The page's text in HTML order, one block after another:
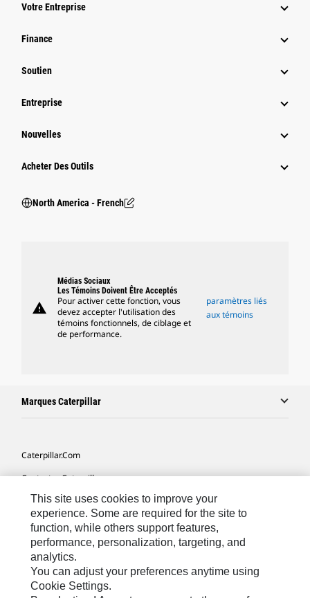
Votre Entreprise
Finance
Soutien
Entreprise
Nouvelles
Acheter Des Outils
North America - French
warning
Médias Sociaux
Les Témoins Doivent Être Acceptés
Pour activer cette fonction, vous
devez accepter l'utilisation des
témoins fonctionnels, de ciblage et
de performance.
paramètres liés
aux témoins
Marques Caterpillar
Caterpillar.com
Contacter Caterpillar
Mes Préférences Marketing
Plan Du Site
Cookie Settings
Légales
Confidentialité
This site uses cookies to improve your
experience. Some are required for the site to
function, while others support features,
performance, personalization, targeting, and
analytics.
You can adjust your preferences anytime using
Cookie Settings.